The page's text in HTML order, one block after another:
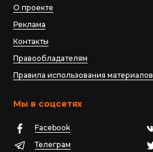
О проекте
Реклама
Контакты
Правообладателям
Правила использования материалов
Мы в соцсетях
Facebook
Телеграм